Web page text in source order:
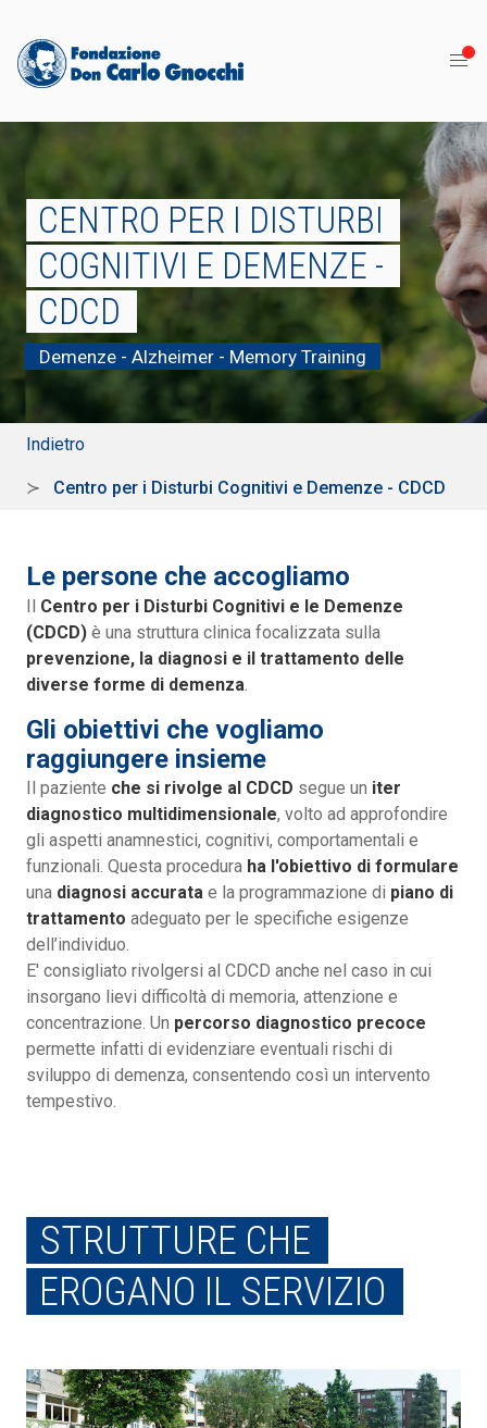
CENTRO PER I DISTURBI
COGNITIVI E DEMENZE -
CDCD
Demenze - Alzheimer - Memory Training
Indietro
Centro per i Disturbi Cognitivi e Demenze - CDCD
Le persone che accogliamo
Il Centro per i Disturbi Cognitivi e le Demenze
(CDCD) è una struttura clinica focalizzata sulla
prevenzione, la diagnosi e il trattamento delle
diverse forme di demenza.
Gli obiettivi che vogliamo
raggiungere insieme
Il paziente che si rivolge al CDCD segue un iter
diagnostico multidimensionale, volto ad approfondire
gli aspetti anamnestici, cognitivi, comportamentali e
funzionali. Questa procedura ha l'obiettivo di formulare
una diagnosi accurata e la programmazione di piano di
trattamento adeguato per le specifiche esigenze
dell’individuo.
E' consigliato rivolgersi al CDCD anche nel caso in cui
insorgano lievi difficoltà di memoria, attenzione e
concentrazione. Un percorso diagnostico precoce
permette infatti di evidenziare eventuali rischi di
sviluppo di demenza, consentendo così un intervento
tempestivo.
STRUTTURE CHE
EROGANO IL SERVIZIO